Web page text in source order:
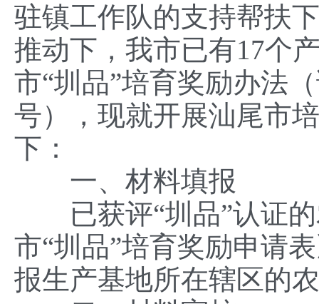
驻镇工作队的支持帮扶
推动下，我市已有17个
市“圳品”培育奖励办法
号），现就开展汕尾市
下：
一、材料填报
已获评“圳品”认证的
市“圳品”培育奖励申请
报生产基地所在辖区的